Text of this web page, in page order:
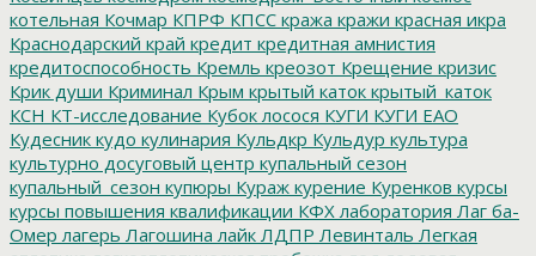
котельная Кочмар КПРФ КПСС кража кражи красная икра
Краснодарский край кредит кредитная амнистия
кредитоспособность Кремль креозот Крещение кризис
Крик души Криминал Крым крытый каток крытый_каток
КСН КТ-исследование Кубок лосося КУГИ КУГИ ЕАО
Кудесник кудо кулинария Кульдкр Кульдур культура
культурно досуговый центр купальный сезон
купальный_сезон купюры Кураж курение Куренков курсы
курсы повышения квалификации КФХ лаборатория Лаг ба-
Омер лагерь Лагошина лайк ЛДПР Левинталь Легкая